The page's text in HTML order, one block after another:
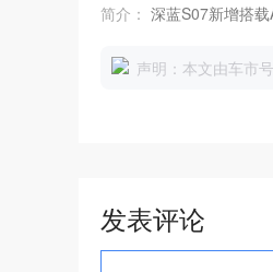
简介： 深蓝S07新增搭
声明：本文由车市
发表评论